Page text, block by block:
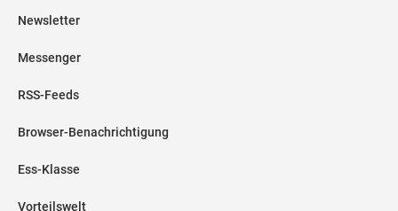
Newsletter
Messenger
RSS-Feeds
Browser-Benachrichtigung
Ess-Klasse
Vorteilswelt